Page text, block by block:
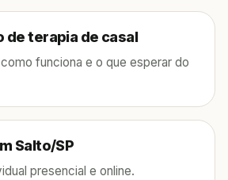
de terapia de casal
funciona e o que esperar do
Salto/SP
presencial e online.